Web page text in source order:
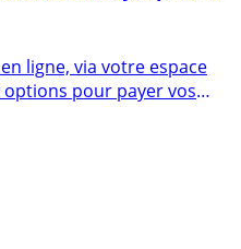
: vous avez jusqu’au 15
pour payer vos